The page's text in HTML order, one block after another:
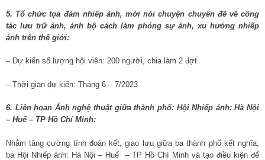
5. Tổ chức tọa đàm nhiếp ảnh, mời nói chuyện chuyên đề về công
tác lưu trữ ảnh, ảnh bộ cách làm phóng sự ảnh, xu hướng nhiếp
ảnh trên thế giới:
– Dự kiến số lượng hội viên: 200 người, chia làm 2 đợt
– Thời gian dự kiến: Tháng 6 – 7/2023
6. Liên hoan Ảnh nghệ thuật giữa thành phố: Hội Nhiếp ảnh: Hà Nội
– Huế – TP Hồ Chí Minh:
Nhằm tăng cường tình đoàn kết, giao lưu giữa ba thành phố kết nghĩa,
ba Hội Nhiếp ảnh: Hà Nội – Huế – TP Hồ Chí Minh và tạo điều kiện để